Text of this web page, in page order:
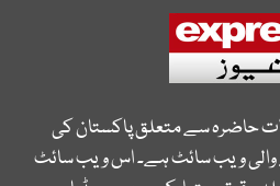
حاضرہ سے متعلق پاکستان کی
ویب سائٹ ہے۔ اس ویب سائٹ